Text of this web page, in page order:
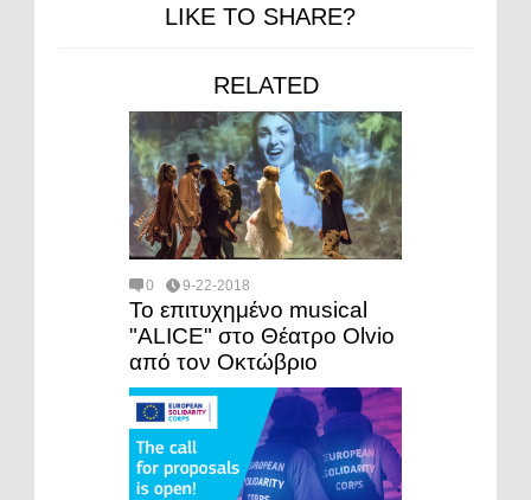
LIKE TO SHARE?
RELATED
0 9-22-2018
Το επιτυχημένο musical
"ALICE" στο Θέατρο Olvio
από τον Οκτώβριο